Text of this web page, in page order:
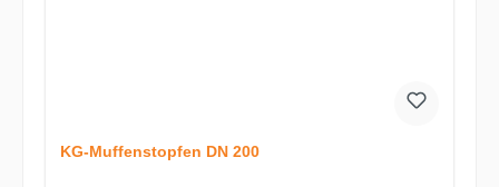
KG-Muffenstopfen DN 200